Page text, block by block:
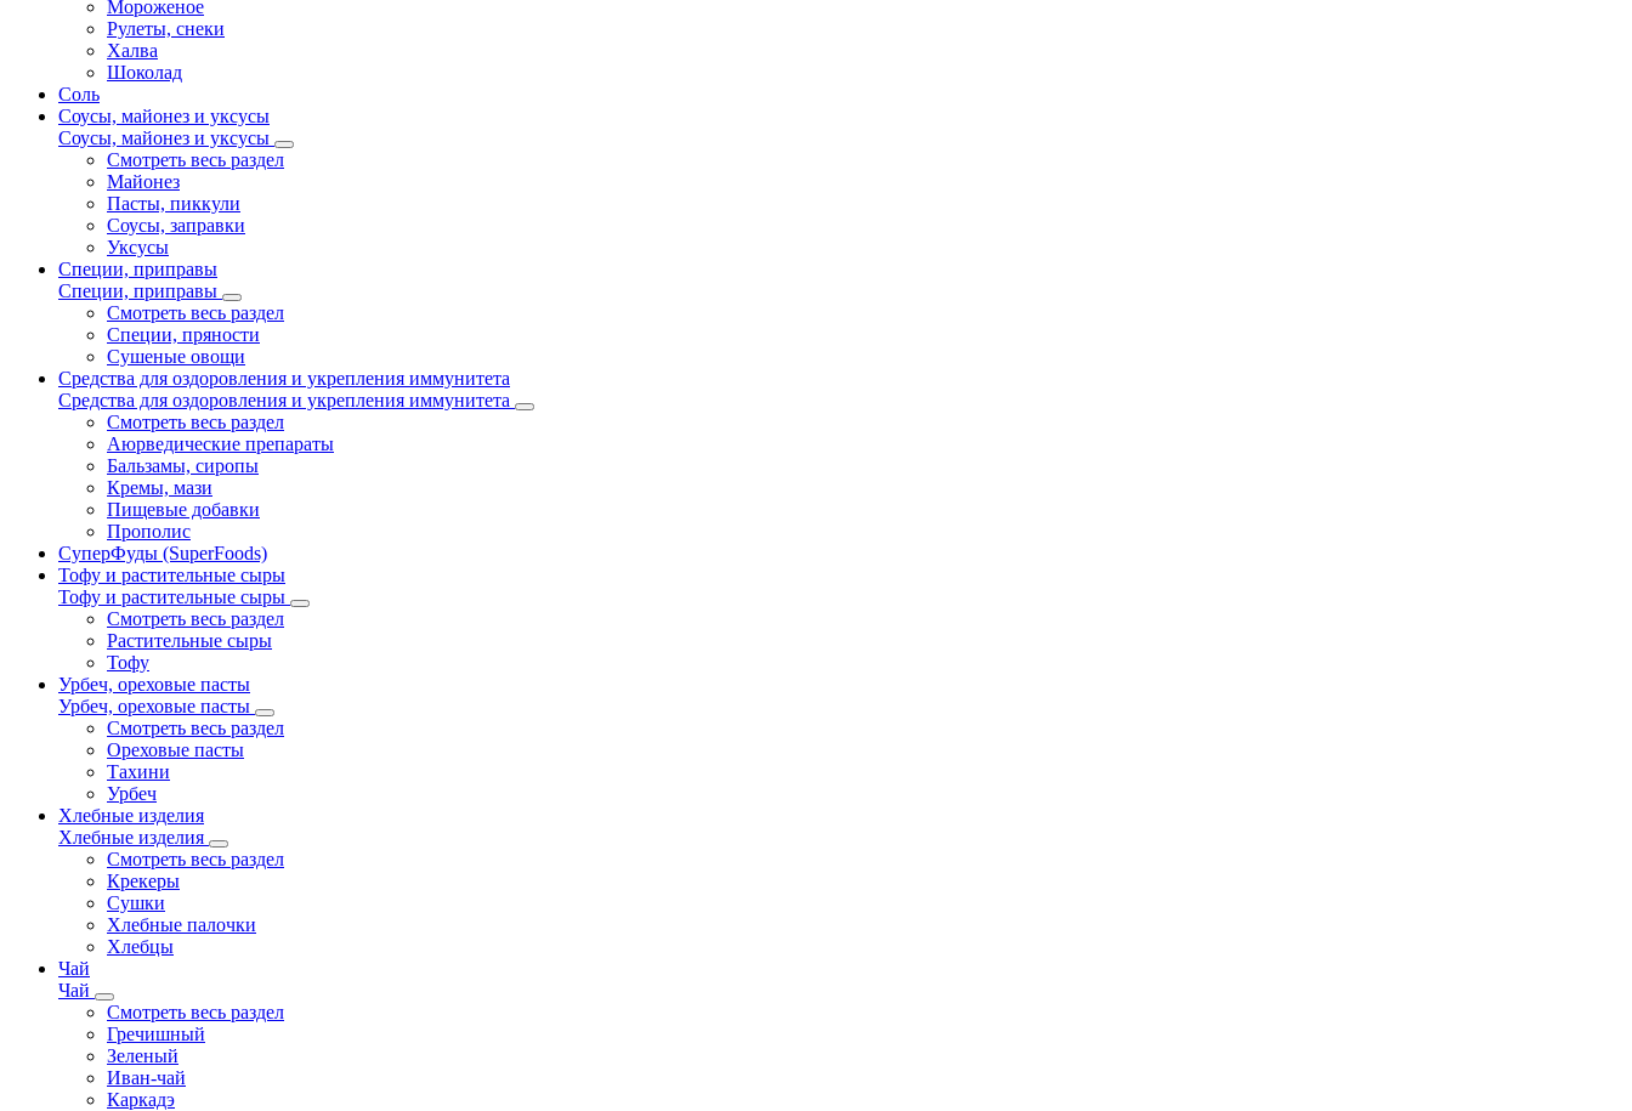
Мороженое
Рулеты, снеки
Халва
Шоколад
Соль
Соусы, майонез и уксусы
Соусы, майонез и уксусы
Смотреть весь раздел
Майонез
Пасты, пиккули
Соусы, заправки
Уксусы
Специи, приправы
Специи, приправы
Смотреть весь раздел
Специи, пряности
Сушеные овощи
Средства для оздоровления и укрепления иммунитета
Средства для оздоровления и укрепления иммунитета
Смотреть весь раздел
Аюрведические препараты
Бальзамы, сиропы
Кремы, мази
Пищевые добавки
Прополис
СуперФуды (SuperFoods)
Тофу и растительные сыры
Тофу и растительные сыры
Смотреть весь раздел
Растительные сыры
Тофу
Урбеч, ореховые пасты
Урбеч, ореховые пасты
Смотреть весь раздел
Ореховые пасты
Тахини
Урбеч
Хлебные изделия
Хлебные изделия
Смотреть весь раздел
Крекеры
Сушки
Хлебные палочки
Хлебцы
Чай
Чай
Смотреть весь раздел
Гречишный
Зеленый
Иван-чай
Каркадэ